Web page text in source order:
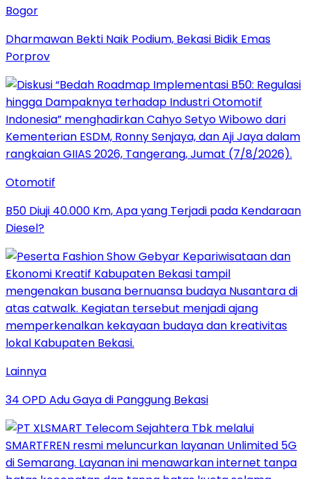
Bogor
Dharmawan Bekti Naik Podium, Bekasi Bidik Emas
Porprov
Otomotif
B50 Diuji 40.000 Km, Apa yang Terjadi pada Kendaraan
Diesel?
Lainnya
34 OPD Adu Gaya di Panggung Bekasi